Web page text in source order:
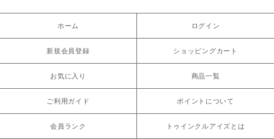
ホーム ログイン
新規会員登録 ショッピングカート
お気に入り 商品一覧
ご利用ガイド ポイントについて
会員ランク トゥインクルアイズとは